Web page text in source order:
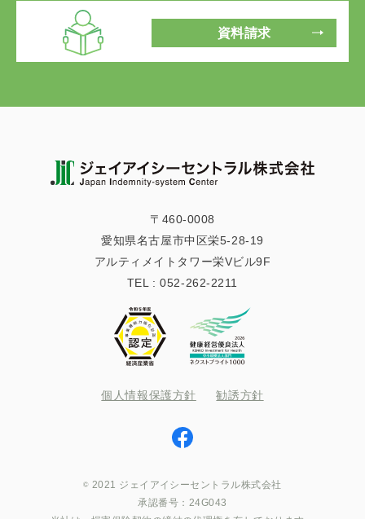
資料請求
〒460-0008
愛知県名古屋市中区栄5-28-19
アルティメイトタワー栄Vビル9F
TEL :052-262-2211
個人情報保護方針 勧誘方針
2021 ジェイアイシーセントラル株式会社
承認番号：24G043